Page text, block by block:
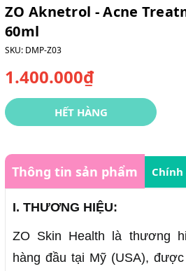
ZO Aknetrol - Acne
60ml
SKU: DMP-Z03
1.400.000₫
HẾT HÀNG
Thông tin sản phẩm
I. THƯƠNG HIỆU:
ZO Skin Health là thương
hàng đầu tại Mỹ (USA),